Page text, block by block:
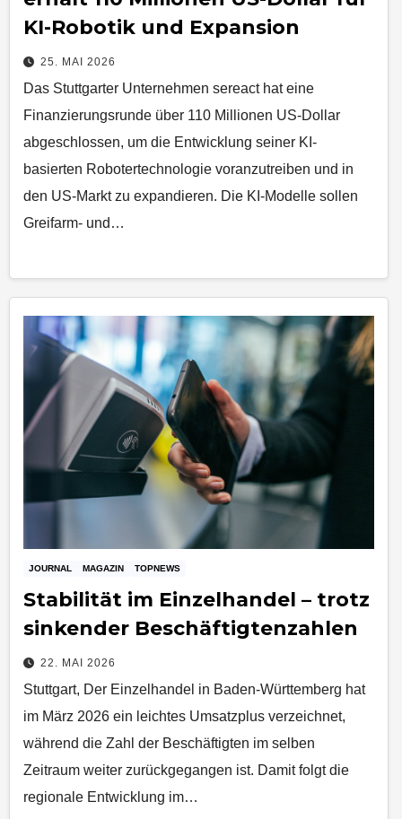
KI-Robotik und Expansion
25. MAI 2026
Das Stuttgarter Unternehmen sereact hat eine
Finanzierungsrunde über 110 Millionen US-Dollar
abgeschlossen, um die Entwicklung seiner KI-
basierten Robotertechnologie voranzutreiben und in
den US-Markt zu expandieren. Die KI-Modelle sollen
Greifarm- und…
JOURNAL MAGAZIN TOPNEWS
Stabilität im Einzelhandel – trotz
sinkender Beschäftigtenzahlen
22. MAI 2026
Stuttgart, Der Einzelhandel in Baden-Württemberg hat
im März 2026 ein leichtes Umsatzplus verzeichnet,
während die Zahl der Beschäftigten im selben
Zeitraum weiter zurückgegangen ist. Damit folgt die
regionale Entwicklung im…